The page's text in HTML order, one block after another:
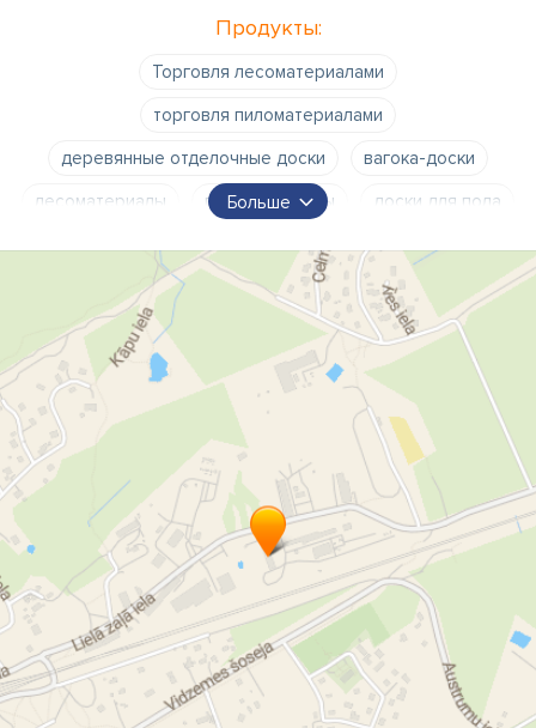
Продукты:
Торговля лесоматериалами
торговля пиломатериалами
деревянные отделочные доски
вагока-доски
лесоматериалы
пиломатериалы
доски для пола
лесопилка Garkalne
торговля отделочными досками
оптовая торговля
продажа
пиломатериалы
лесоматериалы
доски бруски
дюймовые доски
нестандартный размер
лесоразработка
закупка лесоматериалов
круглые деревья
круглые деревья
бревна
пиловочные бревна
купля пиловочных бревен
деревообработка
строгание
импрегнирование
удлинение
импрегентные деревья
тары
хорошие цены
качественно
сушка древесины
калибровка
стружка
Больше